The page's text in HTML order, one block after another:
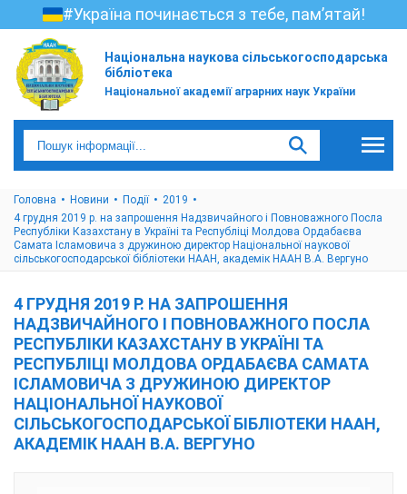
#Україна починається з тебе, пам’ятай!
Національна наукова сільськогосподарська
бібліотека
Національної академії аграрних наук України
Головна Новини Події
2019
4 грудня 2019 р. на запрошення Надзвичайного і Повноважного Посла
Республіки Казахстану в Україні та Республіці Молдова Ордабаєва
Самата Ісламовича з дружиною директор Національної наукової
сільськогосподарської бібліотеки НААН, академік НААН В.А. Вергуно
4 ГРУДНЯ 2019 Р. НА ЗАПРОШЕННЯ
НАДЗВИЧАЙНОГО І ПОВНОВАЖНОГО ПОСЛА
РЕСПУБЛІКИ КАЗАХСТАНУ В УКРАЇНІ ТА
РЕСПУБЛІЦІ МОЛДОВА ОРДАБАЄВА САМАТА
ІСЛАМОВИЧА З ДРУЖИНОЮ ДИРЕКТОР
НАЦІОНАЛЬНОЇ НАУКОВОЇ
СІЛЬСЬКОГОСПОДАРСЬКОЇ БІБЛІОТЕКИ НААН,
АКАДЕМІК НААН В.А. ВЕРГУНО